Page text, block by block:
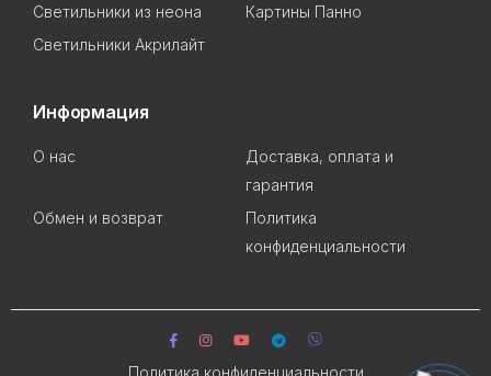
Светильники из неона
Картины Панно
Светильники Акрилайт
Информация
О нас
Доставка, оплата и
гарантия
Обмен и возврат
Политика
конфиденциальности
Политика конфиденциальности